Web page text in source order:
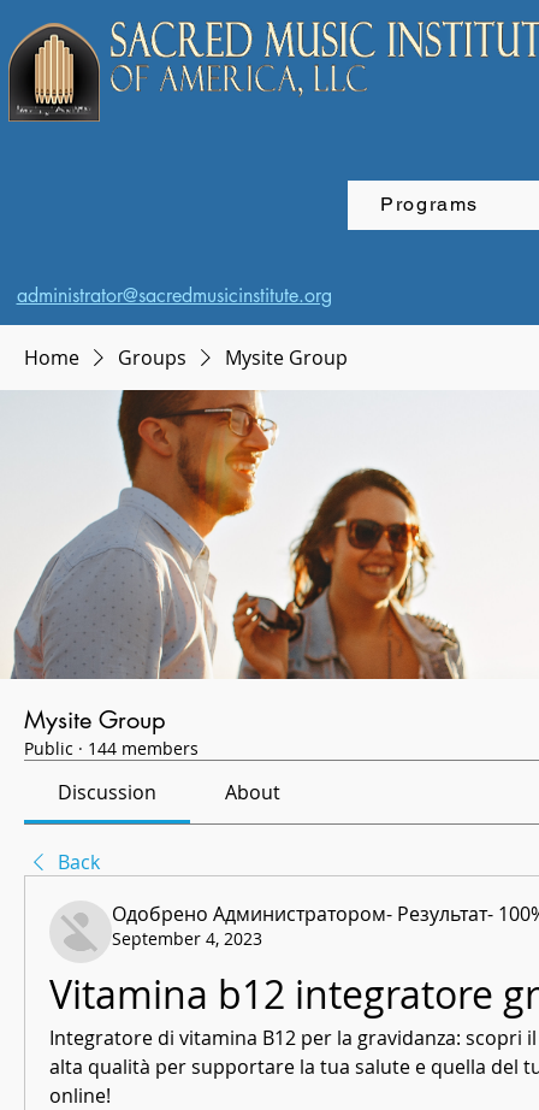
Programs
administrator@sacredmusicinstitute.org
Home Groups Mysite Group
Mysite Group
Public · 144 members
Discussion About
Back
Одобрено Администратором- Результат-
September 4, 2023
Vitamina b12 integratore
Integratore di vitamina B12 per la gravidanza: scopri
alta qualità per supportare la tua salute e quella del
online!